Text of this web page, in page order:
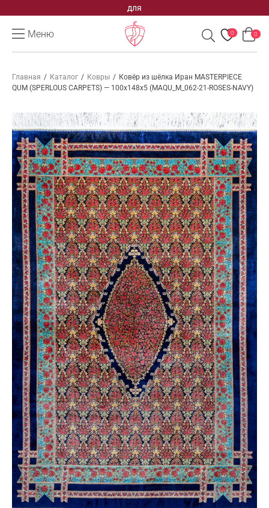
для
Меню 0 0
Главная / Каталог / Ковры / Ковёр из шёлка Иран MASTERPIECE
QUM (SPERLOUS CARPETS) — 100x148x5 (MAQU_M_062-21-ROSES-NAVY)